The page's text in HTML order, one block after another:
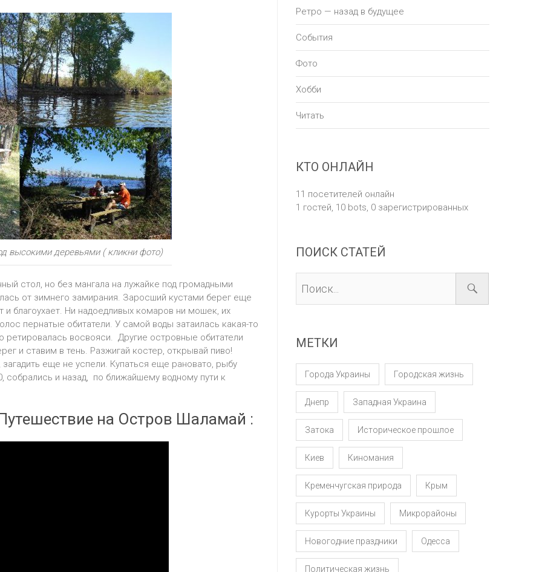
высокими деревьями ( кликни фото)
стол, но без мангала на лужайке под громадными
от зимнего замирания. Заросший кустами берег еще
благоухает. Ни надоедливых комаров ни мошек, их
пернатые обитатели. У самой воды затаилась какая-то
восвояси. Другие островные обитатели
и ставим в тень. Разжигай костер, открывай пиво!
еще не успели. Купаться еще рановато, рыбу
и назад, по ближайшему водному пути к
на Остров Шаламай :
Ретро — назад в будущее
События
Фото
Хобби
Читать
КТО ОНЛАЙН
11 посетителей онлайн
1 гостей, 10 bots, 0 зарегистрированных
ПОИСК СТАТЕЙ
МЕТКИ
Города Украины Городская жизнь
Днепр Западная Украина
Затока Историческое прошлое
Киев Киномания
Кременчугская природа Крым
Курорты Украины Микрорайоны
Новогодние праздники Одесса
Политическая жизнь